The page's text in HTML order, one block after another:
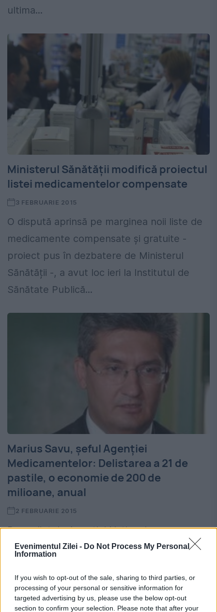
Evenimentul Zilei - Do Not Process My Personal
Information
If you wish to opt-out of the sale, sharing to third parties, or
processing of your personal or sensitive information for
targeted advertising by us, please use the below opt-out
section to confirm your selection. Please note that after your
ultima...
Ministerul Sănătății modifică proiectul
listei medicamentelor compensate
3 FEBRUARIE 2015
O dispută aprinsă pe marginea noii liste de
medicamente compensate și gratuite -
proiect pus în dezbatere de Ministerul
Sănătății -, a avut loc ieri la Institutul de
Sănătate Publică...
Marius Savu, șeful Agenției
Medicamentelor: Delistarea a 21 de
pastile, o economie de 200 de
milioane, anual
2 FEBRUARIE 2015
Președintele Agenției Naționale a
Medicamentelor și Dispozitivelor Medicale a
unor medicamente din lista de compensate
și gratuite și introducerea a 20 de noi